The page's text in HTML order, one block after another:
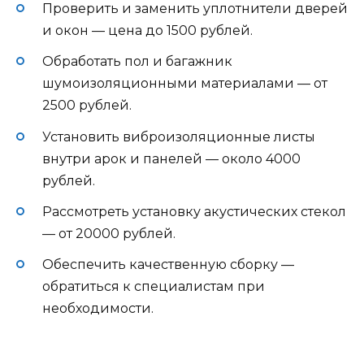
Проверить и заменить уплотнители дверей
и окон — цена до 1500 рублей.
Обработать пол и багажник
шумоизоляционными материалами — от
2500 рублей.
Установить виброизоляционные листы
внутри арок и панелей — около 4000
рублей.
Рассмотреть установку акустических стекол
— от 20000 рублей.
Обеспечить качественную сборку —
обратиться к специалистам при
необходимости.